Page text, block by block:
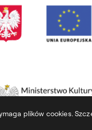
plików cookies.